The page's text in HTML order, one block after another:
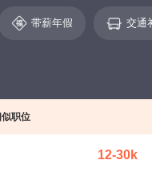
带薪年假 交通
职位
12-30k